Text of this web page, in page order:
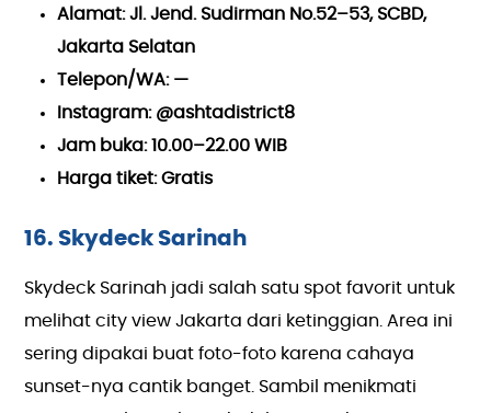
Alamat: Jl. Jend. Sudirman No.52–53, SCBD,
Jakarta Selatan
Telepon/WA: —
Instagram: @ashtadistrict8
Jam buka: 10.00–22.00 WIB
Harga tiket: Gratis
16. Skydeck Sarinah
Skydeck Sarinah jadi salah satu spot favorit untuk
melihat city view Jakarta dari ketinggian. Area ini
sering dipakai buat foto-foto karena cahaya
sunset-nya cantik banget. Sambil menikmati